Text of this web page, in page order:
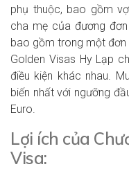
phụ thuộc, bao gồm
cha mẹ của đương
bao gồm trong một đơn
Golden Visas Hy Lạp
điều kiện khác nhau.
biến nhất với ngưỡng
Euro.
Lợi ích của
Visa: